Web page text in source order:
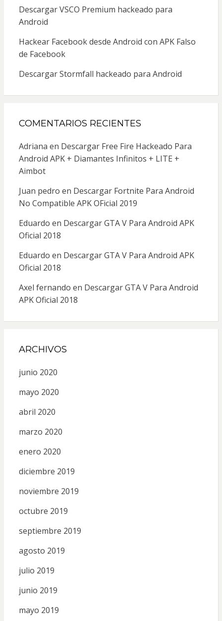
Descargar VSCO Premium hackeado para
Android
Hackear Facebook desde Android con APK Falso
de Facebook
Descargar Stormfall hackeado para Android
COMENTARIOS RECIENTES
Adriana en Descargar Free Fire Hackeado Para
Android APK + Diamantes Infinitos + LITE +
Aimbot
Juan pedro en Descargar Fortnite Para Android
No Compatible APK OFicial 2019
Eduardo en Descargar GTA V Para Android APK
Oficial 2018
Eduardo en Descargar GTA V Para Android APK
Oficial 2018
Axel fernando en Descargar GTA V Para Android
APK Oficial 2018
ARCHIVOS
junio 2020
mayo 2020
abril 2020
marzo 2020
enero 2020
diciembre 2019
noviembre 2019
octubre 2019
septiembre 2019
agosto 2019
julio 2019
junio 2019
mayo 2019